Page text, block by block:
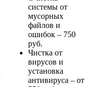
системы от
мусорных
файлов и
ошибок – 750
руб.
Чистка от
вирусов и
установка
антивируса – от